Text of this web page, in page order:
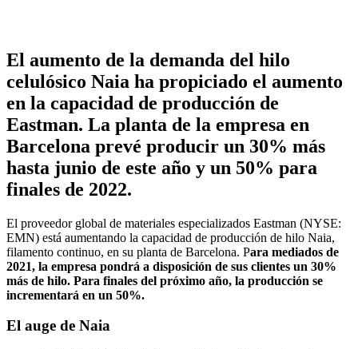
El aumento de la demanda del hilo
celulósico Naia ha propiciado el aumento
en la capacidad de producción de
Eastman. La planta de la empresa en
Barcelona prevé producir un 30% más
hasta junio de este año y un 50% para
finales de 2022.
El proveedor global de materiales especializados Eastman (NYSE:
EMN) está aumentando la capacidad de producción de hilo Naia,
filamento continuo, en su planta de Barcelona. Para mediados de
2021, la empresa pondrá a disposición de sus clientes un 30%
más de hilo. Para finales del próximo año, la producción se
incrementará en un 50%.
El auge de Naia